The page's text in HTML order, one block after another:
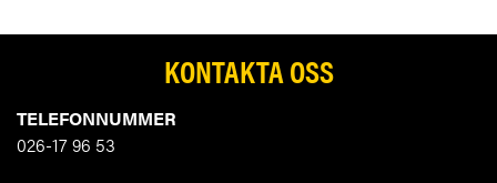
KONTAKTA OSS
TELEFONNUMMER
026-17 96 53